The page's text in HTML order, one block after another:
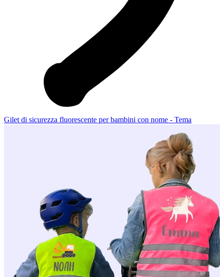
Gilet di sicurezza fluorescente per bambini con nome - Tema